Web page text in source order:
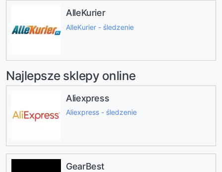
AlleKurier
AlleKurier - śledzenie
Najlepsze sklepy online
Aliexpress
Aliexpress - śledzenie
GearBest